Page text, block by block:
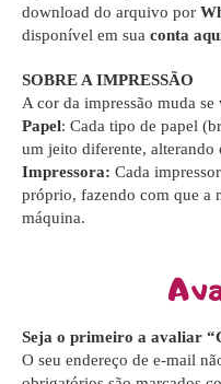
download do arquivo por
disponível em sua conta
SOBRE A IMPRESSÃO
A cor da impressão muda
Papel: Cada tipo de papel
um jeito diferente, alterando
Impressora: Cada
próprio, fazendo com que a
máquina.
Seja o primeiro a avaliar
O seu endereço de e-mail